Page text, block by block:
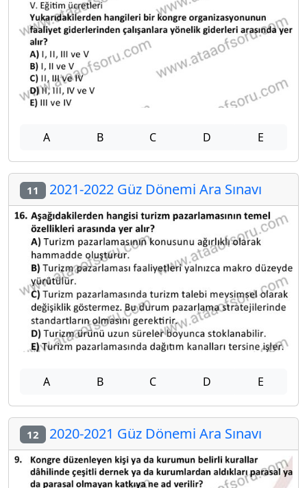
A B C D E
11 2021-2022 Güz Dönemi Ara Sınavı
A B C D E
12 2020-2021 Güz Dönemi Ara Sınavı